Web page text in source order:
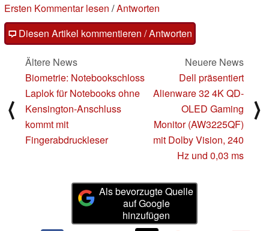
Ersten Kommentar lesen /Antworten
Diesen Artikel kommentieren / Antworten
⟨
Ältere News
Biometrie: Notebookschloss
Laplok für Notebooks ohne
Kensington-Anschluss
kommt mit
Fingerabdruckleser
Neuere News
Dell präsentiert
Alienware 32 4K QD-
OLED Gaming
Monitor (AW3225QF)
mit Dolby Vision, 240
Hz und 0,03 ms
⟩
Als bevorzugte Quelle
auf Google
hinzufügen